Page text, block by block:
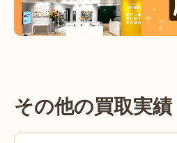
その他の買取実績